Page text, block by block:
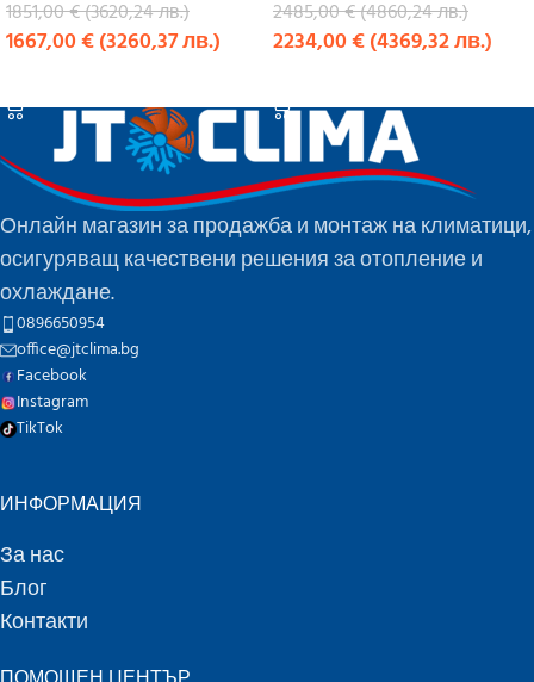
1851,00€(3620,24лв.)
1667,00€(3260,37лв.)
2485,00€(4860,24лв.)
2234,00€(4369,32лв.)
Онлайн магазин за продажба и монтаж на климатици,
осигуряващ качествени решения за отопление и
охлаждане.
0896650954
office@jtclima.bg
Facebook
Instagram
TikTok
ИНФОРМАЦИЯ
За нас
Блог
Контакти